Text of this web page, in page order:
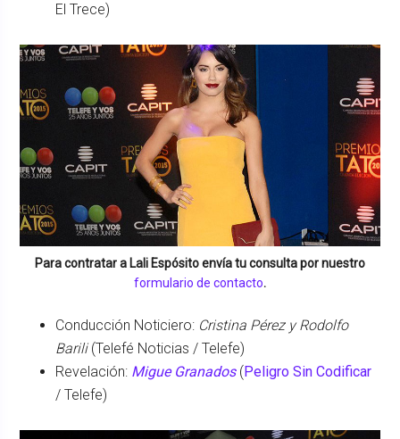
El Trece)
Para contratar a Lali Espósitoenvía tu consulta por nuestro
formulario de contacto.
Conducción Noticiero: Cristina Pérez y Rodolfo
Barili(Telefé Noticias / Telefe)
Revelación: Migue Granados(Peligro Sin Codificar
/ Telefe)